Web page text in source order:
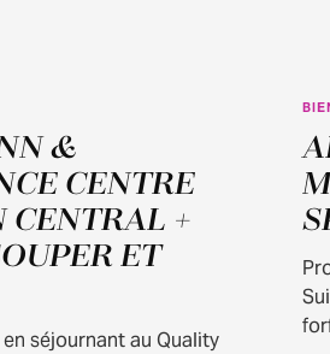
&
CENTRE
CENTRAL +
ET
séjournant au Quality